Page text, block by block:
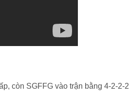
còn SGFFG vào trận bằng 4-2-2-2